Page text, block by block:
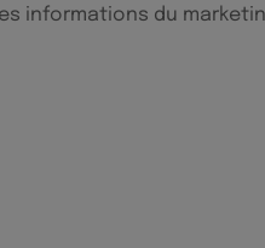
informations du